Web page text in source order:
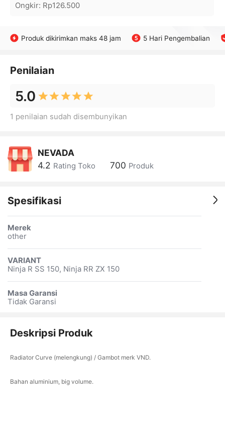
Ongkir: Rp126.500
Produk dikirimkan maks 48 jam 5 Hari Pengembalian
Penilaian
5.0
1 penilaian sudah disembunyikan
NEVADA
4.2 Rating Toko 700 Produk
Spesifikasi
Merek
other
VARIANT
Ninja R SS 150, Ninja RR ZX 150
Masa Garansi
Tidak Garansi
Deskripsi Produk
Radiator Curve (melengkung) / Gambot merk VND.
Bahan aluminium, big volume.